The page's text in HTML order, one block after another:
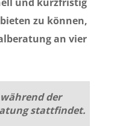
und kurzfristig
zu können,
an vier
der
stattfindet.